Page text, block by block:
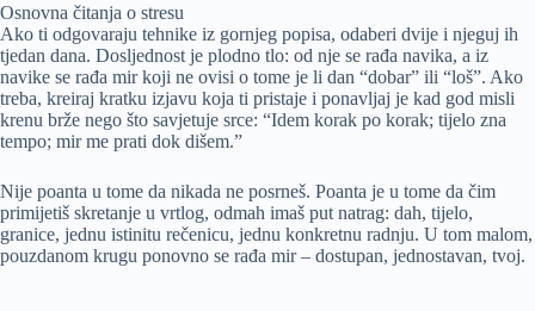
Osnovna čitanja o stresu
Ako ti odgovaraju tehnike iz gornjeg popisa, odaberi dvije i njeguj ih
tjedan dana. Dosljednost je plodno tlo: od nje se rađa navika, a iz
navike se rađa mir koji ne ovisi o tome je li dan “dobar” ili “loš”. Ako
treba, kreiraj kratku izjavu koja ti pristaje i ponavljaj je kad god misli
krenu brže nego što savjetuje srce: “Idem korak po korak; tijelo zna
tempo; mir me prati dok dišem.”
Nije poanta u tome da nikada ne posrneš. Poanta je u tome da čim
primijetiš skretanje u vrtlog, odmah imaš put natrag: dah, tijelo,
granice, jednu istinitu rečenicu, jednu konkretnu radnju. U tom malom,
pouzdanom krugu ponovno se rađa mir – dostupan, jednostavan, tvoj.